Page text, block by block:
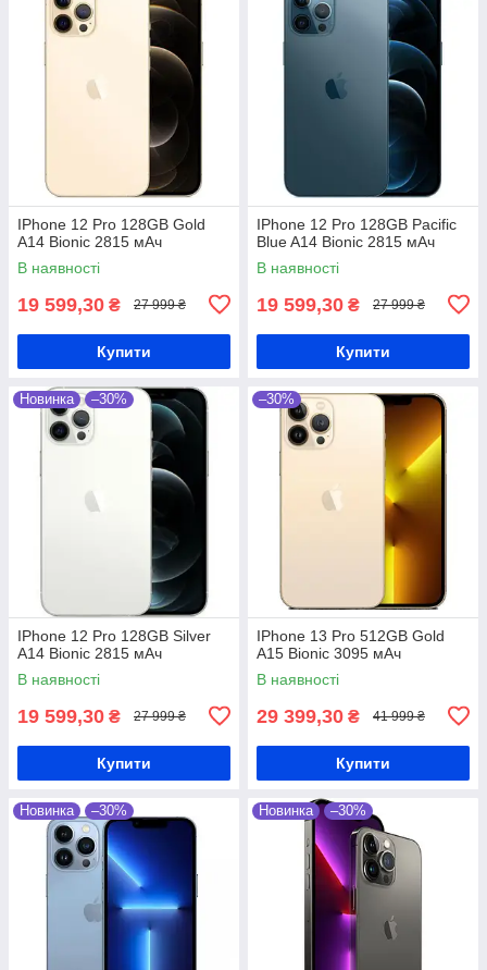
IPhone 12 Pro 128GB Gold
A14 Bionic 2815 мАч
В наявності
19 599,30 ₴ 27 999 ₴
Купити
IPhone 12 Pro 128GB Pacific
Blue A14 Bionic 2815 мАч
В наявності
19 599,30 ₴ 27 999 ₴
Купити
Новинка –30%
IPhone 12 Pro 128GB Silver
A14 Bionic 2815 мАч
В наявності
19 599,30 ₴ 27 999 ₴
Купити
–30%
IPhone 13 Pro 512GB Gold
A15 Bionic 3095 мАч
В наявності
29 399,30 ₴ 41 999 ₴
Купити
Новинка –30% Новинка –30%